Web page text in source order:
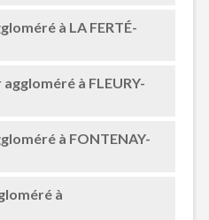
à LA FERTÉ-
à FLEURY-
à FONTENAY-
à